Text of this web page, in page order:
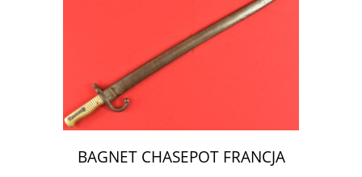
BAGNET CHASEPOT FRANCJA